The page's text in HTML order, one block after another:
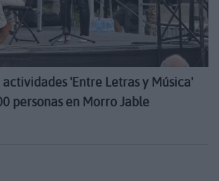
'Entre Letras y Música'
personas en Morro Jable